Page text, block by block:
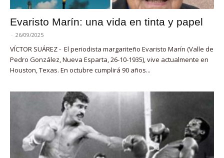
Evaristo Marín: una vida en tinta y papel
- 26/09/2025
VÍCTOR SUÁREZ - El periodista margariteño Evaristo Marín (Valle de
Pedro González, Nueva Esparta, 26-10-1935), vive actualmente en
Houston, Texas. En octubre cumplirá 90 años...